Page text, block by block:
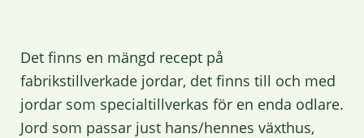
Det finns en mängd recept på
fabrikstillverkade jordar, det finns till och med
jordar som specialtillverkas för en enda odlare.
Jord som passar just hans/hennes växthus,